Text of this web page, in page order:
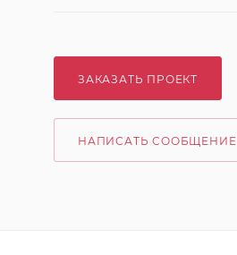
ЗАКАЗАТЬ ПРОЕКТ
НАПИСАТЬ СООБЩЕНИЕ